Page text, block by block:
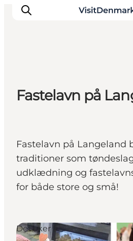
Inspiration
Destinationer
Planlæg ferien
Fastelavn på
Fastelavn på Langeland
traditioner som
udklædning og
for både store og små!
Det sker